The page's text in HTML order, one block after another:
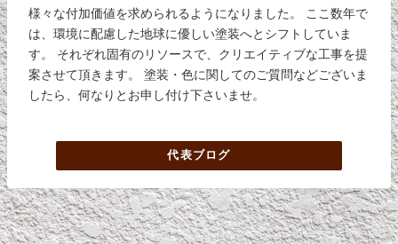
様々な付加価値を求められるようになりました。 ここ数年で
は、環境に配慮した地球に優しい塗装へとシフトしていま
す。 それぞれ固有のリソースで、クリエイティブな工事を提
案させて頂きます。 塗装・色に関してのご質問などございま
したら、何なりとお申し付け下さいませ。
代表ブログ